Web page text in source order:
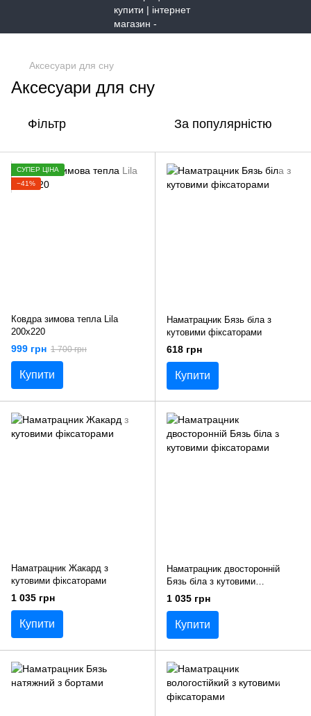
Аксесуари для сну
Аксесуари для сну
Фільтр За популярністю
СУПЕР ЦІНА
−41%
Ковдра зимова тепла Lila
200х220
999 грн 1 700 грн
Купити
Наматрацник Бязь біла з
кутовими фіксаторами
618 грн
Купити
Наматрацник Жакард з
кутовими фіксаторами
1 035 грн
Купити
Наматрацник двосторонній
Бязь біла з кутовими
фіксаторами
1 035 грн
Купити